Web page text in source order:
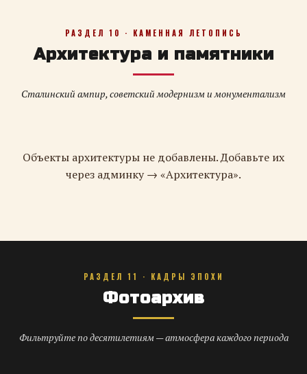
РАЗДЕЛ 10 · КАМЕННАЯ ЛЕТОПИСЬ
Архитектура и памятники
Сталинский ампир, советский модернизм и монументализм
Объекты архитектуры не добавлены. Добавьте их
через админку → «Архитектура».
РАЗДЕЛ 11 · КАДРЫ ЭПОХИ
Фотоархив
Фильтруйте по десятилетиям — атмосфера каждого периода